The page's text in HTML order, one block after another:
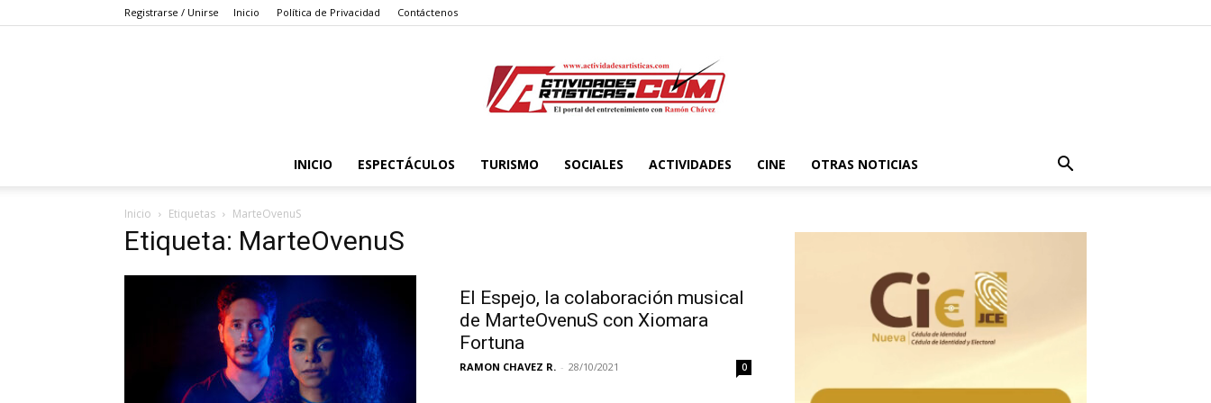
Registrarse / Unirse Inicio Política de Privacidad Contáctenos
Actividadesartisticas.com
INICIO ESPECTÁCULOS TURISMO SOCIALES ACTIVIDADES CINE OTRAS NOTICIAS
Inicio Etiquetas MarteOvenuS
Etiqueta: MarteOvenuS
El Espejo, la colaboración musical
de MarteOvenuS con Xiomara
Fortuna
RAMON CHAVEZ R. - 28/10/2021 0